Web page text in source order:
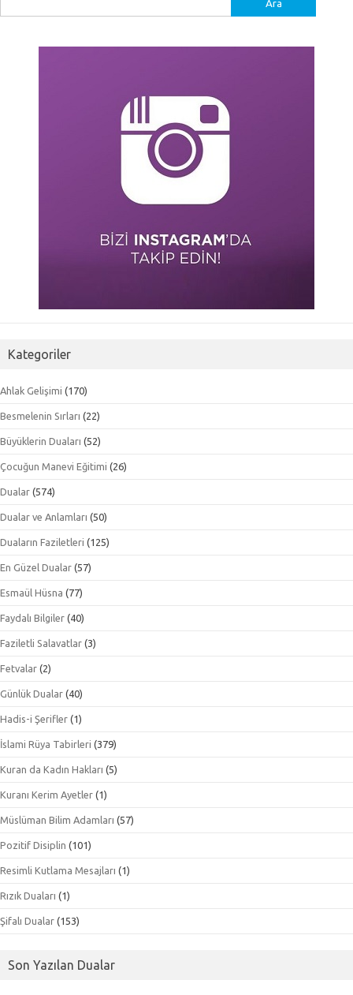
Kategoriler
Ahlak Gelişimi (170)
Besmelenin Sırları (22)
Büyüklerin Duaları (52)
Çocuğun Manevi Eğitimi (26)
Dualar (574)
Dualar ve Anlamları (50)
Duaların Faziletleri (125)
En Güzel Dualar (57)
Esmaül Hüsna (77)
Faydalı Bilgiler (40)
Faziletli Salavatlar (3)
Fetvalar (2)
Günlük Dualar (40)
Hadis-i Şerifler (1)
İslami Rüya Tabirleri (379)
Kuran da Kadın Hakları (5)
Kuranı Kerim Ayetler (1)
Müslüman Bilim Adamları (57)
Pozitif Disiplin (101)
Resimli Kutlama Mesajları (1)
Rızık Duaları (1)
Şifalı Dualar (153)
Son Yazılan Dualar